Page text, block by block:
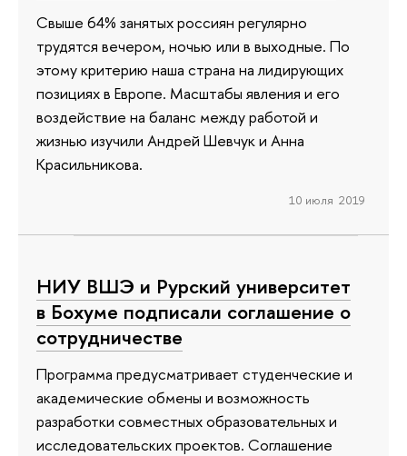
Свыше 64% занятых россиян регулярно
трудятся вечером, ночью или в выходные. По
этому критерию наша страна на лидирующих
позициях в Европе. Масштабы явления и его
воздействие на баланс между работой и
жизнью изучили Андрей Шевчук и Анна
Красильникова.
10 июля 2019
НИУ ВШЭ и Рурский университет
в Бохуме подписали соглашение о
сотрудничестве
Программа предусматривает студенческие и
академические обмены и возможность
разработки совместных образовательных и
исследовательских проектов. Соглашение